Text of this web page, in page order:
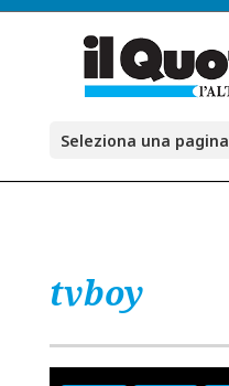
Seleziona una pagina
tvboy